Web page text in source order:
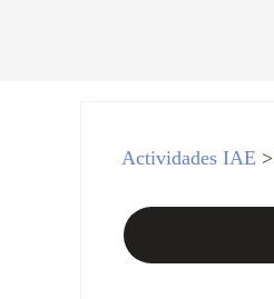
Actividades IAE >